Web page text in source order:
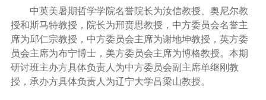
中英美暑期哲学学院名誉院长为汝信教授、奥尼尔教
授和斯马特教授，院长为邢贲思教授，中方委员会名誉主
席为邱仁宗教授，中方委员会主席为谢地坤教授，英方委
员会主席为布宁博士，美方委员会主席为博格教授。本期
研讨班主办方具体负责人为中方委员会副主席单继刚 教
授，承办方具体负责人为辽宁大学吕梁山教授。